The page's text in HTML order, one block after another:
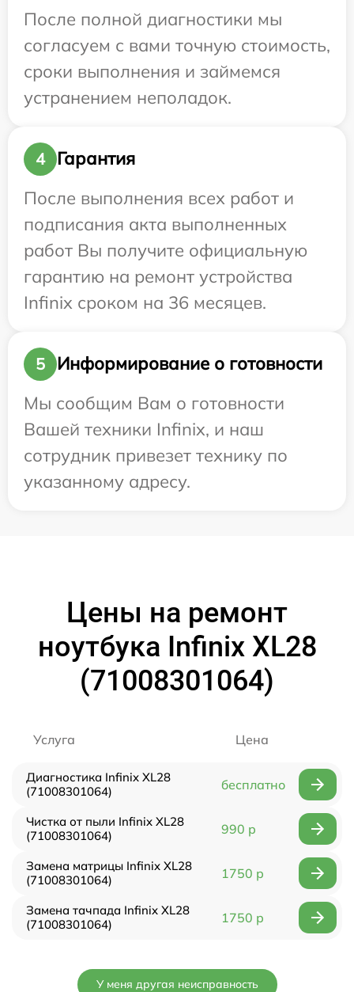
После полной диагностики мы
согласуем с вами точную стоимость,
сроки выполнения и займемся
устранением неполадок.
4
Гарантия
После выполнения всех работ и
подписания акта выполненных
работ Вы получите официальную
гарантию на ремонт устройства
Infinix сроком на 36 месяцев.
5
Информирование о готовности
Мы сообщим Вам о готовности
Вашей техники Infinix, и наш
сотрудник привезет технику по
указанному адресу.
Цены на ремонт
ноутбука Infinix XL28
(71008301064)
Услуга Цена
Диагностика Infinix XL28
(71008301064)
бесплатно
Чистка от пыли Infinix XL28
(71008301064)
990 р
Замена матрицы Infinix XL28
(71008301064)
1750 р
Замена тачпада Infinix XL28
(71008301064)
1750 р
У меня другая неисправность